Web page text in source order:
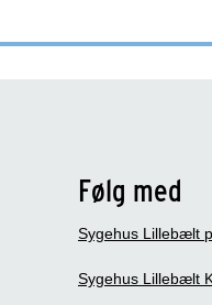
Følg med
Sygehus Lillebælt
Sygehus Lillebælt